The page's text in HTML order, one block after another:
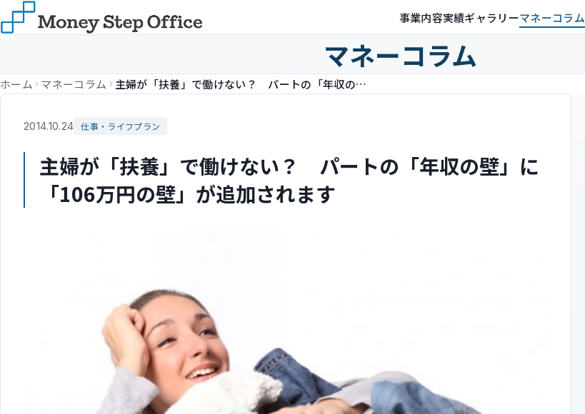
事業内容実績ギャラリーマネーコラム
マネーコラム
ホーム マネーコラム 主婦が「扶養」で働けない？ パートの「年収の壁」に「106万円の壁」が追加されます
2014.10.24 仕事・ライフプラン
主婦が「扶養」で働けない？ パートの「年収の壁」に
「106万円の壁」が追加されます